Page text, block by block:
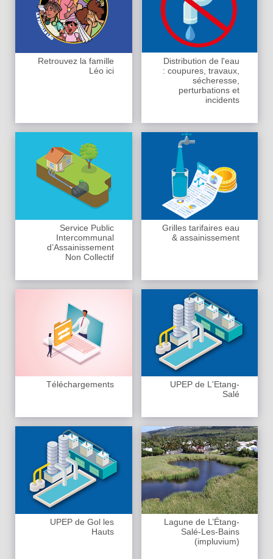
Retrouvez la famille
Léo ici
Distribution de l'eau
: coupures, travaux,
sécheresse,
perturbations et
incidents
Service Public
Intercommunal
d’Assainissement
Non Collectif
Grilles tarifaires eau
& assainissement
Téléchargements
UPEP de L'Etang-
Salé
UPEP de Gol les
Hauts
Lagune de L’Étang-
Salé-Les-Bains
(impluvium)